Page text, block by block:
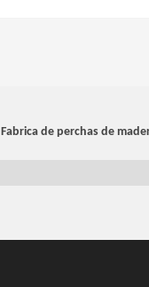
Fabrica de perchas de